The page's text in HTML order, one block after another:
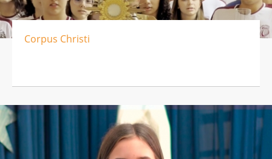
Corpus Christi